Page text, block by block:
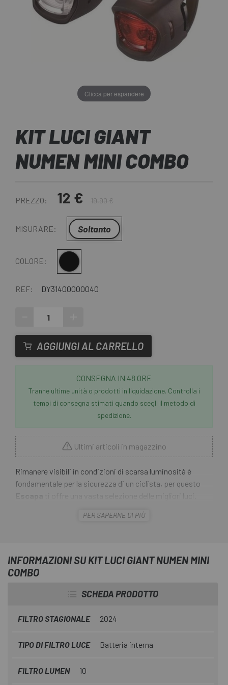
Clicca per espandere
KIT LUCI GIANT
NUMEN MINI COMBO
PREZZO: 12 € 19,90 €
MISURARE: Soltanto
COLORE: Multiplo
REF: DY31400000040
AGGIUNGI AL CARRELLO
CONSEGNA IN 48 ORE
Tranne ultime unità o prodotti in liquidazione. Controlla i
tempi di consegna stimati quando scegli il metodo di
spedizione.
Ultimi articoli in magazzino
Rimanere visibili in condizioni di scarsa luminosità è
fondamentale per la sicurezza di un ciclista, per questo
Escapa
ti offre una vasta selezione delle migliori luci.
Kit Luci Giant Numen Mini Comboinclude una luce
PER SAPERNE DI PIÙ
INFORMAZIONI SU KIT LUCI GIANT NUMEN MINI
COMBO
SCHEDA PRODOTTO
FILTRO STAGIONALE 2024
TIPO DI FILTRO LUCE Batteria interna
FILTRO LUMEN 10